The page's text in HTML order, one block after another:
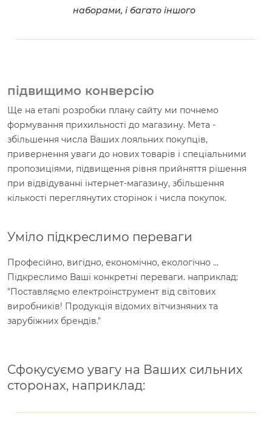
наборами, і багато іншого
підвищимо конверсію
Ще на етапі розробки плану сайту ми почнемо
формування прихильності до магазину. Мета -
збільшення числа Ваших лояльних покупців,
привернення уваги до нових товарів і спеціальними
пропозиціями, підвищення рівня прийняття рішення
при відвідуванні інтернет-магазину, збільшення
кількості переглянутих сторінок і числа покупок.
Уміло підкреслимо переваги
Професійно, вигідно, економічно, екологічно ...
Підкреслимо Ваші конкретні переваги. наприклад:
"Поставляємо електроінструмент від світових
виробників! Продукція відомих вітчизняних та
зарубіжних брендів."
Сфокусуємо увагу на Ваших сильних
сторонах, наприклад: